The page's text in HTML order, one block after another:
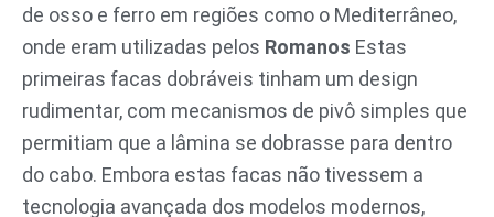
de osso e ferro em regiões como o Mediterrâneo,
onde eram utilizadas pelos Romanos Estas
primeiras facas dobráveis tinham um design
rudimentar, com mecanismos de pivô simples que
permitiam que a lâmina se dobrasse para dentro
do cabo. Embora estas facas não tivessem a
tecnologia avançada dos modelos modernos,